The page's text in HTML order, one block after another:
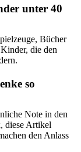
unter 40
Bücher
die den
so
Note in den
diese Artikel
den Anlass